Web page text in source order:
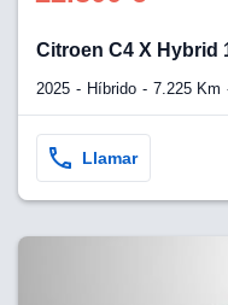
Citroen C4 X Hybrid
2025 Híbrido 7.225 Km
Llamar